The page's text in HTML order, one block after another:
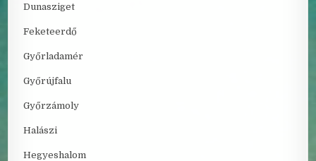
Dunasziget
Feketeerdő
Győrladamér
Győrújfalu
Győrzámoly
Halászi
Hegyeshalom